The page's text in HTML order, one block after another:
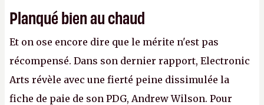
Planqué bien au chaud
Et on ose encore dire que le mérite n'est pas
récompensé. Dans son dernier rapport, Electronic
Arts révèle avec une fierté peine dissimulée la
fiche de paie de son PDG, Andrew Wilson. Pour